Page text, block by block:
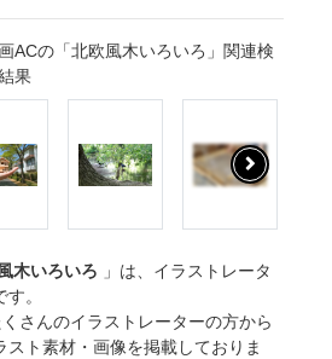
ACの「北欧風木いろいろ」関連検
果
木いろいろ 」は、イラストレータ
。
さんのイラストレーターの方から
スト素材・画像を掲載しておりま